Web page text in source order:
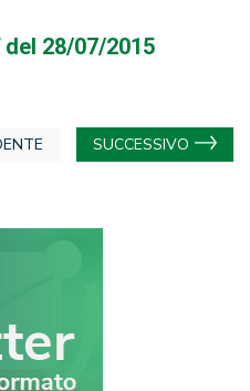
del 28/07/2015
SUCCESSIVO